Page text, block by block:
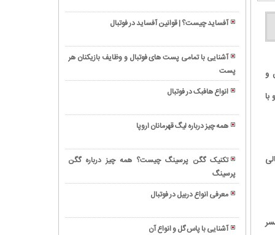
و
آفساید چیست؟ | قوانین آفساید در فوتبال
آشنایی با تمامی پست های فوتبال و وظایف بازیکنان هر
پست
انواع هافبک در فوتبال
همه چیز درباره لیگ قهرمانان اروپا
تکنیک گگن پرسینگ چیست؟ همه چیز درباره گگن
پرسینگ
معرفی انواع دربیل در فوتبال
آشنایی با پاس گل و انواع آن